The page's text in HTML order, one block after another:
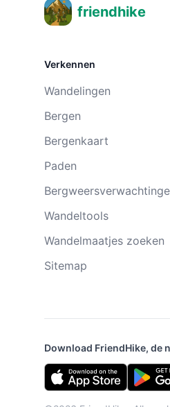
friendhike
Verkennen
Wandelingen
Bergen
Bergenkaart
Paden
Wandeltools
Wandelmaatjes zoeken
Sitemap
Download FriendHike, de